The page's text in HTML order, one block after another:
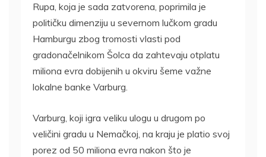
Rupa, koja je sada zatvorena, poprimila je
političku dimenziju u severnom lučkom gradu
Hamburgu zbog tromosti vlasti pod
gradonačelnikom Šolca da zahtevaju otplatu
miliona evra dobijenih u okviru šeme važne
lokalne banke Varburg.
Varburg, koji igra veliku ulogu u drugom po
veličini gradu u Nemačkoj, na kraju je platio svoj
porez od 50 miliona evra nakon što je